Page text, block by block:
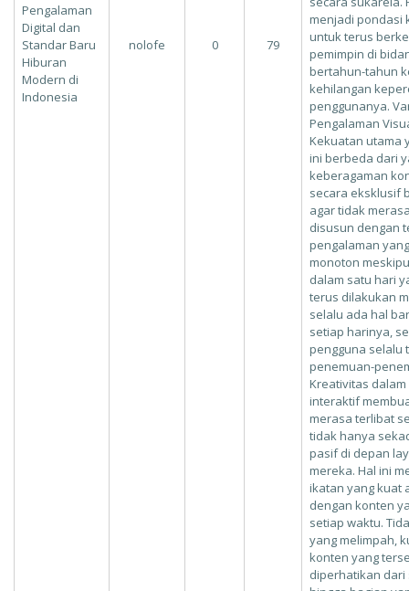
Pengalaman
Digital dan
Standar Baru
Hiburan
Modern di
Indonesia
nolofe 0 79
menjadi pondasi
untuk terus
pemimpin di
bertahun-tahun
kehilangan
penggunanya.
Pengalaman
Kekuatan utama
ini berbeda dari
keberagaman
secara eksklusif
agar tidak
disusun dengan
pengalaman
monoton
dalam satu hari
terus dilakukan
selalu ada hal
setiap harinya,
pengguna selalu
penemuan-
Kreativitas
interaktif
merasa terlibat
tidak hanya
pasif di depan
mereka. Hal ini
ikatan yang kuat
dengan konten
setiap waktu.
yang melimpah,
konten yang
diperhatikan dari